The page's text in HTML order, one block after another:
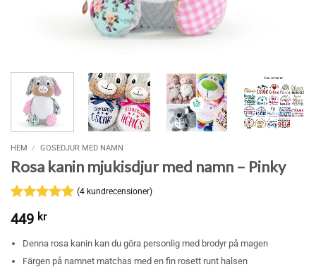
HEM / GOSEDJUR MED NAMN
Rosa kanin mjukisdjur med namn – Pinky
Betygsatt
av 5
kundrecensioner
(4 kundrecensioner)
449 kr
Denna rosa kanin kan du göra personlig med brodyr på magen
Färgen på namnet matchas med en fin rosett runt halsen